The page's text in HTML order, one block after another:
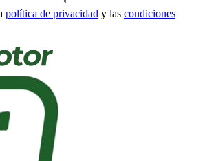
política de privacidad y las condiciones